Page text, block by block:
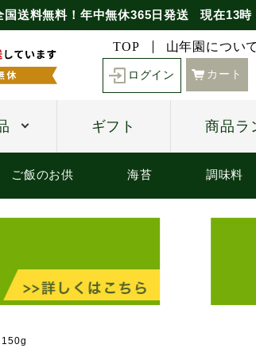
国送料無料！年中無休365日発送 現在13時
TOP 山年園につい
ログイン カート
ギフト 商品ラ
ご飯のお供 海苔 調味料
150g